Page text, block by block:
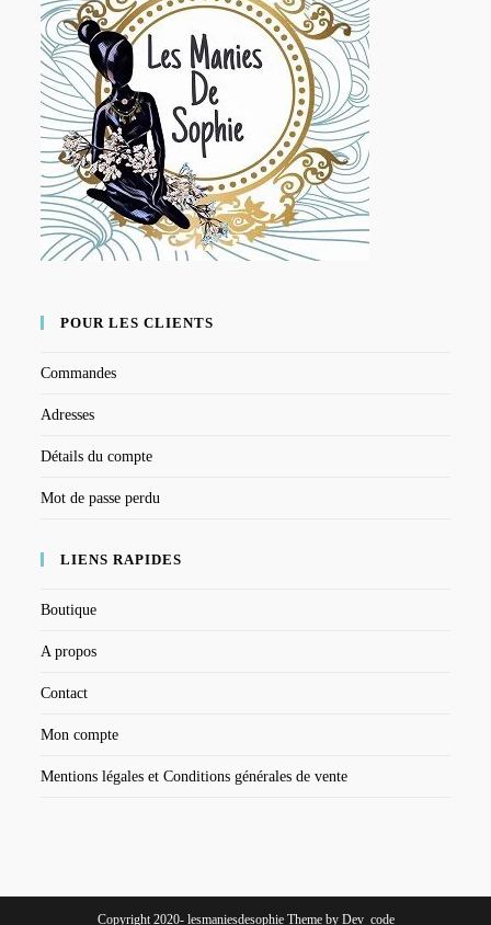
POUR LES CLIENTS
Commandes
Adresses
Détails du compte
Mot de passe perdu
LIENS RAPIDES
Boutique
A propos
Contact
Mon compte
Mentions légales et Conditions générales de vente
Copyright 2020- lesmaniesdesophie Theme by Dev_code